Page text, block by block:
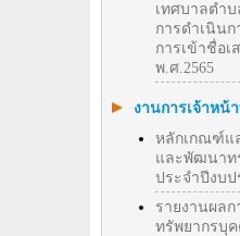
เทศบาลตำบ
การดำเนิน
การเข้าชื่อ
พ.ศ.2565
งานการเจ้าหน้
หลักเกณฑ์แ
และพัฒนาท
ประจำปีงบ
รายงานผล
ทรัพยากรบุ